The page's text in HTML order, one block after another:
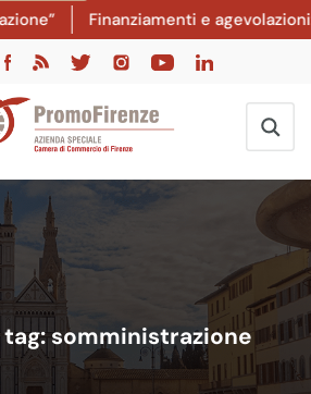
Finanziamenti e agevolazioni:
somministrazione